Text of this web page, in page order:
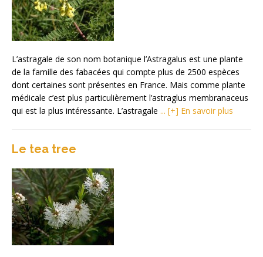
L’astragale de son nom botanique l’Astragalus est une plante
de la famille des fabacées qui compte plus de 2500 espèces
dont certaines sont présentes en France. Mais comme plante
médicale c’est plus particulièrement l’astraglus membranaceus
qui est la plus intéressante. L’astragale ... [+] En savoir plus
Le tea tree